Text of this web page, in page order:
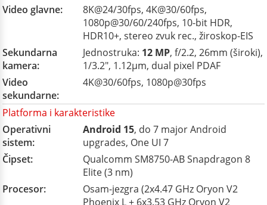
Video glavne:
8K@24/30fps, 4K@30/60fps,
1080p@30/60/240fps, 10-bit HDR,
HDR10+, stereo zvuk rec., žiroskop-EIS
Sekundarna
kamera:
Jednostruka: 12 MP, f/2.2, 26mm (široki),
1/3.2", 1.12µm, dual pixel PDAF
Video
sekundarne:
4K@30/60fps, 1080p@30fps
Platforma i karakteristike
Operativni
sistem:
Android 15, do 7 major Android
upgrades, One UI 7
Čipset:
Qualcomm SM8750-AB Snapdragon 8
Elite (3 nm)
Procesor:
Osam-jezgra (2x4.47 GHz Oryon V2
Phoenix L + 6x3.53 GHz Oryon V2